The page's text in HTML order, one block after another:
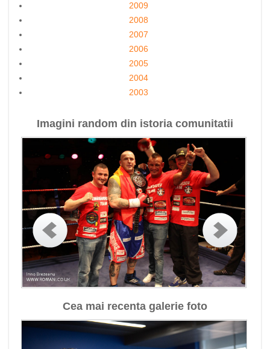
2009
2008
2007
2006
2005
2004
2003
Imagini random din istoria comunitatii
Cea mai recenta galerie foto